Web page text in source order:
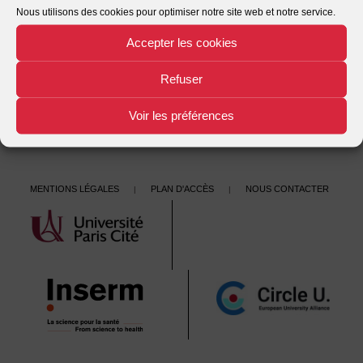
Nous utilisons des cookies pour optimiser notre site web et notre service.
Accepter les cookies
Refuser
Voir les préférences
This entry was posted in . Bookmark the.
Post
navigation
Droit hospitalier – édition 2008
Traité de finances publiques hospitalières – édition 2011
Mentions légales | Plan d'accès | Nous contacter